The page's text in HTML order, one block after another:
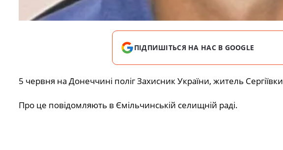
ПІДПИШІТЬСЯ НА НАС В GOOGLE
5 червня на Донеччині поліг Захисник України, житель Сергіївки
Про це повідомляють в Ємільчинській селищній раді.